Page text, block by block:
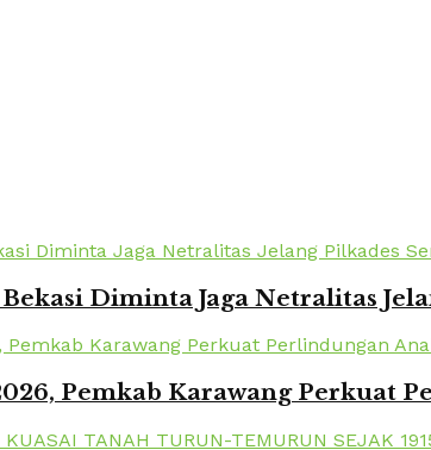
Diminta Jaga Netralitas
Pemkab Karawang Perkuat